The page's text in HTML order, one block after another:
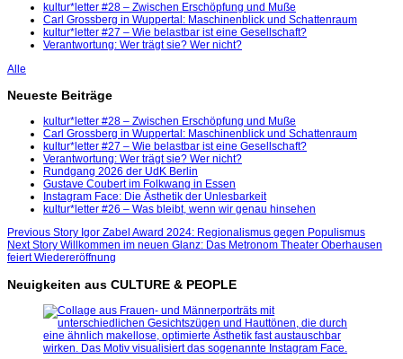
kultur*letter #28 – Zwischen Erschöpfung und Muße
Carl Grossberg in Wuppertal: Maschinenblick und Schattenraum
kultur*letter #27 – Wie belastbar ist eine Gesellschaft?
Verantwortung: Wer trägt sie? Wer nicht?
Alle
Neueste Beiträge
kultur*letter #28 – Zwischen Erschöpfung und Muße
Carl Grossberg in Wuppertal: Maschinenblick und Schattenraum
kultur*letter #27 – Wie belastbar ist eine Gesellschaft?
Verantwortung: Wer trägt sie? Wer nicht?
Rundgang 2026 der UdK Berlin
Gustave Coubert im Folkwang in Essen
Instagram Face: Die Ästhetik der Unlesbarkeit
kultur*letter #26 – Was bleibt, wenn wir genau hinsehen
Beitragsnavigation
Previous Story Previous
post:
Igor Zabel Award 2024: Regionalismus gegen Populismus
Next Story Next
post:
Willkommen im neuen Glanz: Das Metronom Theater Oberhausen
feiert Wiedereröffnung
Neuigkeiten aus CULTURE & PEOPLE